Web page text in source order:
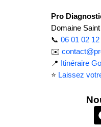
Pro
Domaine
📞 06 01 02 12
✉️
📍
Itinéraire
⭐ Laissez